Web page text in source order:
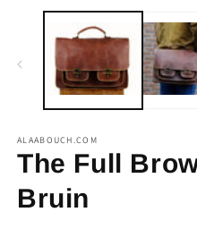
ALAABOUCH.COM
The Full
Bruin